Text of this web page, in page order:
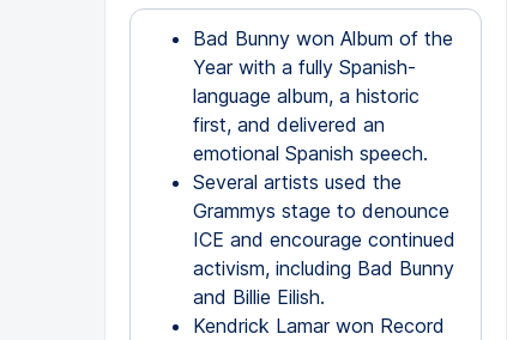
Bad Bunny won Album of the
Year with a fully Spanish-
language album, a historic
first, and delivered an
emotional Spanish speech.
Several artists used the
Grammys stage to denounce
ICE and encourage continued
activism, including Bad Bunny
and Billie Eilish.
Kendrick Lamar won Record